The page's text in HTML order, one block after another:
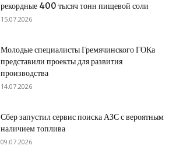
рекордные 400 тысяч тонн пищевой соли
15.07.2026
Молодые специалисты Гремячинского ГОКа
представили проекты для развития
производства
14.07.2026
Сбер запустил сервис поиска АЗС с вероятным
наличием топлива
09.07.2026